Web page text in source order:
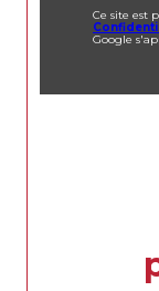
Ce site est
Google